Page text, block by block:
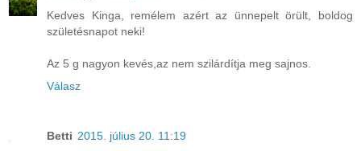
Kedves Kinga, remélem azért az ünnepelt örült, boldog
születésnapot neki!
Az 5 g nagyon kevés,az nem szilárdítja meg sajnos.
Válasz
Betti 2015. július 20. 11:19